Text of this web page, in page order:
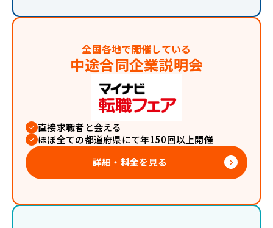
全国各地で開催している
中途合同企業説明会
直接求職者と会える
ほぼ全ての都道府県にて年150回以上開催
詳細・料金を見る
keyboard_arrow_right